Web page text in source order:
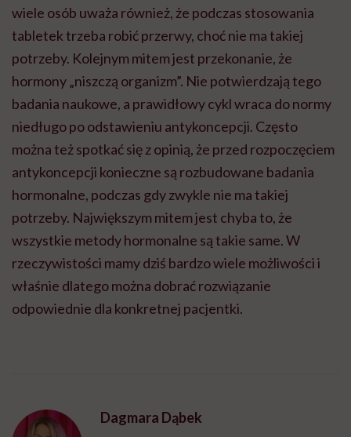
wiele osób uważa również, że podczas stosowania
tabletek trzeba robić przerwy, choć nie ma takiej
potrzeby. Kolejnym mitem jest przekonanie, że
hormony „niszczą organizm”. Nie potwierdzają tego
badania naukowe, a prawidłowy cykl wraca do normy
niedługo po odstawieniu antykoncepcji. Często
można też spotkać się z opinią, że przed rozpoczęciem
antykoncepcji konieczne są rozbudowane badania
hormonalne, podczas gdy zwykle nie ma takiej
potrzeby. Największym mitem jest chyba to, że
wszystkie metody hormonalne są takie same. W
rzeczywistości mamy dziś bardzo wiele możliwości i
właśnie dlatego można dobrać rozwiązanie
odpowiednie dla konkretnej pacjentki.
Dagmara Dąbek